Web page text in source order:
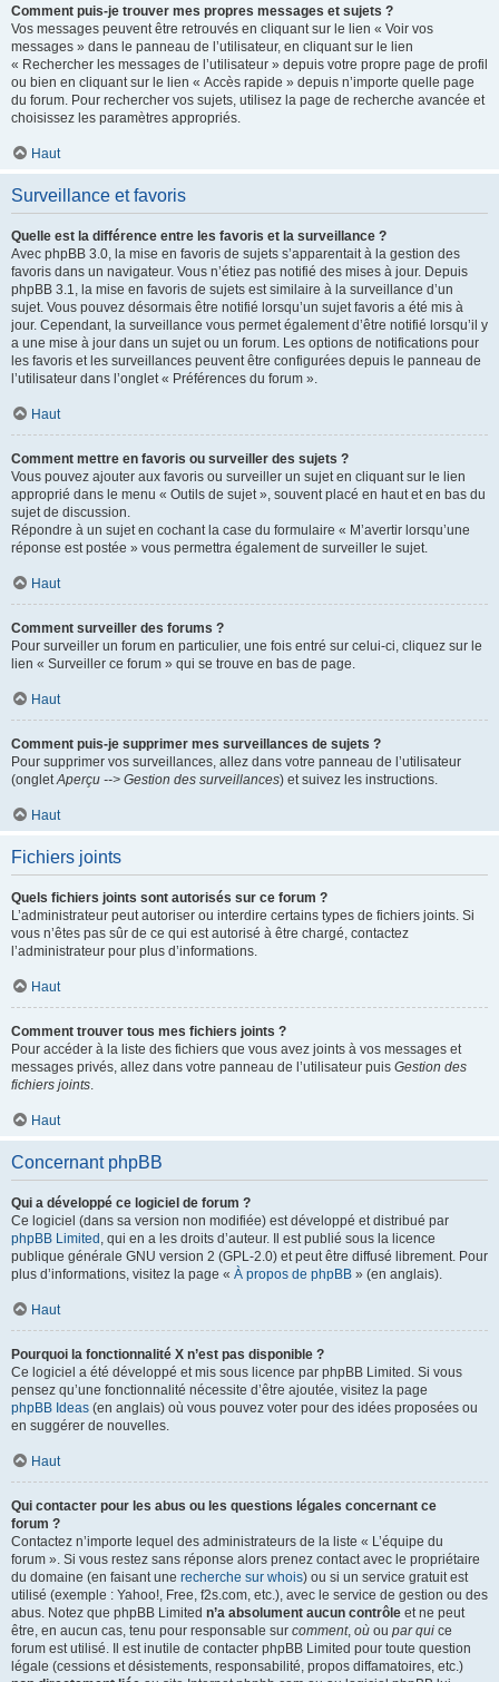
Comment puis-je trouver mes propres messages et sujets ?
Vos messages peuvent être retrouvés en cliquant sur le lien « Voir vos
messages » dans le panneau de l’utilisateur, en cliquant sur le lien
« Rechercher les messages de l’utilisateur » depuis votre propre page de profil
ou bien en cliquant sur le lien « Accès rapide » depuis n’importe quelle page
du forum. Pour rechercher vos sujets, utilisez la page de recherche avancée et
choisissez les paramètres appropriés.
Haut
Surveillance et favoris
Quelle est la différence entre les favoris et la surveillance ?
Avec phpBB 3.0, la mise en favoris de sujets s’apparentait à la gestion des
favoris dans un navigateur. Vous n’étiez pas notifié des mises à jour. Depuis
phpBB 3.1, la mise en favoris de sujets est similaire à la surveillance d’un
sujet. Vous pouvez désormais être notifié lorsqu’un sujet favoris a été mis à
jour. Cependant, la surveillance vous permet également d’être notifié lorsqu’il y
a une mise à jour dans un sujet ou un forum. Les options de notifications pour
les favoris et les surveillances peuvent être configurées depuis le panneau de
l’utilisateur dans l’onglet « Préférences du forum ».
Haut
Comment mettre en favoris ou surveiller des sujets ?
Vous pouvez ajouter aux favoris ou surveiller un sujet en cliquant sur le lien
approprié dans le menu « Outils de sujet », souvent placé en haut et en bas du
sujet de discussion.
Répondre à un sujet en cochant la case du formulaire « M’avertir lorsqu’une
réponse est postée » vous permettra également de surveiller le sujet.
Haut
Comment surveiller des forums ?
Pour surveiller un forum en particulier, une fois entré sur celui-ci, cliquez sur le
lien « Surveiller ce forum » qui se trouve en bas de page.
Haut
Comment puis-je supprimer mes surveillances de sujets ?
Pour supprimer vos surveillances, allez dans votre panneau de l’utilisateur
(ongletAperçu --> Gestion des surveillances) et suivez les instructions.
Haut
Fichiers joints
Quels fichiers joints sont autorisés sur ce forum ?
L’administrateur peut autoriser ou interdire certains types de fichiers joints. Si
vous n’êtes pas sûr de ce qui est autorisé à être chargé, contactez
l’administrateur pour plus d’informations.
Haut
Comment trouver tous mes fichiers joints ?
Pour accéder à la liste des fichiers que vous avez joints à vos messages et
messages privés, allez dans votre panneau de l’utilisateur puis Gestion des
fichiers joints.
Haut
Concernant phpBB
Qui a développé ce logiciel de forum ?
Ce logiciel (dans sa version non modifiée) est développé et distribué par
phpBB Limited , qui en a les droits d’auteur. Il est publié sous la licence
publique générale GNU version 2 (GPL-2.0) et peut être diffusé librement. Pour
plus d’informations, visitez la page « À propos de phpBB » (en anglais).
Haut
Pourquoi la fonctionnalité X n’est pas disponible ?
Ce logiciel a été développé et mis sous licence par phpBB Limited. Si vous
pensez qu’une fonctionnalité nécessite d’être ajoutée, visitez la page
phpBB Ideas (en anglais) où vous pouvez voter pour des idées proposées ou
en suggérer de nouvelles.
Haut
Qui contacter pour les abus ou les questions légales concernant ce
forum ?
Contactez n’importe lequel des administrateurs de la liste « L’équipe du
forum ». Si vous restez sans réponse alors prenez contact avec le propriétaire
du domaine (en faisant une recherche sur whois) ou si un service gratuit est
utilisé (exemple : Yahoo!, Free, f2s.com, etc.), avec le service de gestion ou des
abus. Notez que phpBB Limited n’a absolument aucun contrôle et ne peut
être, en aucun cas, tenu pour responsable sur comment, où ou par qui ce
forum est utilisé. Il est inutile de contacter phpBB Limited pour toute question
légale (cessions et désistements, responsabilité, propos diffamatoires, etc.)